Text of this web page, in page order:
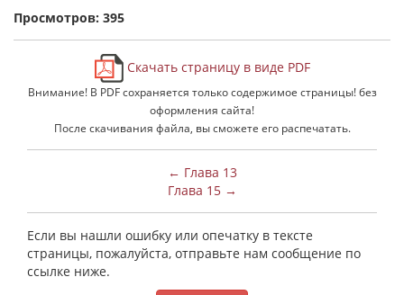
Просмотров: 395
Скачать страницу в виде PDF
Внимание! В PDF сохраняется только содержимое страницы! без
оформления сайта!
После скачивания файла, вы сможете его распечатать.
← Глава 13
Глава 15 →
Если вы нашли ошибку или опечатку в тексте
страницы, пожалуйста, отправьте нам сообщение по
ссылке ниже.